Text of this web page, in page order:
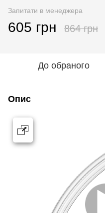
Запитати в менеджера
605 грн 864 грн
До обраного
Опис